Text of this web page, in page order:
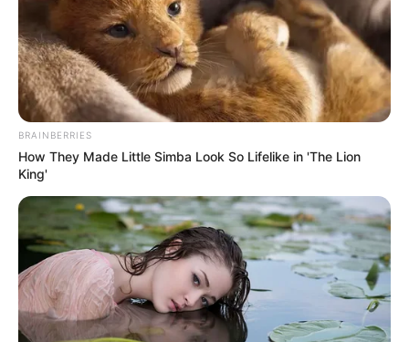
BRAINBERRIES
How They Made Little Simba Look So Lifelike in 'The Lion
King'